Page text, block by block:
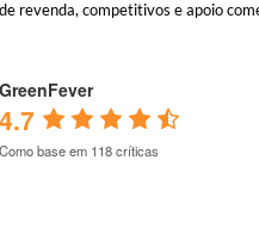
revenda, competitivos e apoio
GreenFever
4.7
Como base em 118 críticas